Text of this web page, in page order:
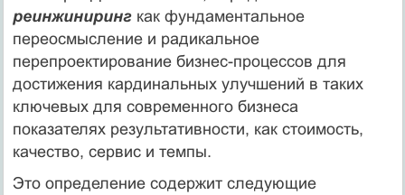
реинжиниринг как фундаментальное
переосмысление и радикальное
перепроектирование бизнес-процессов для
достижения кардинальных улучшений в таких
ключевых для современного бизнеса
показателях результативности, как стоимость,
качество, сервис и темпы.
Это определение содержит следующие